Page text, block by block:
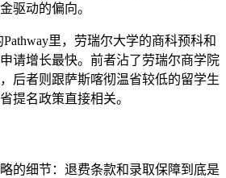
驱动的偏向。
Pathway里，劳瑞尔大学的商科预科和
请增长最快。前者沾了劳瑞尔商学院
后者则跟萨斯喀彻温省较低的留学生
提名政策直接相关。
的细节：退费条款和录取保障到底是